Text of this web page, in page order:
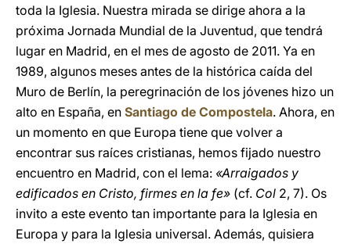
toda la Iglesia. Nuestra mirada se dirige ahora a la
próxima Jornada Mundial de la Juventud, que tendrá
lugar en Madrid, en el mes de agosto de 2011. Ya en
1989, algunos meses antes de la histórica caída del
Muro de Berlín, la peregrinación de los jóvenes hizo un
alto en España, en Santiago de Compostela. Ahora, en
un momento en que Europa tiene que volver a
encontrar sus raíces cristianas, hemos fijado nuestro
encuentro en Madrid, con el lema: «Arraigados y
edificados en Cristo, firmes en la fe» (cf. Col 2, 7). Os
invito a este evento tan importante para la Iglesia en
Europa y para la Iglesia universal. Además, quisiera